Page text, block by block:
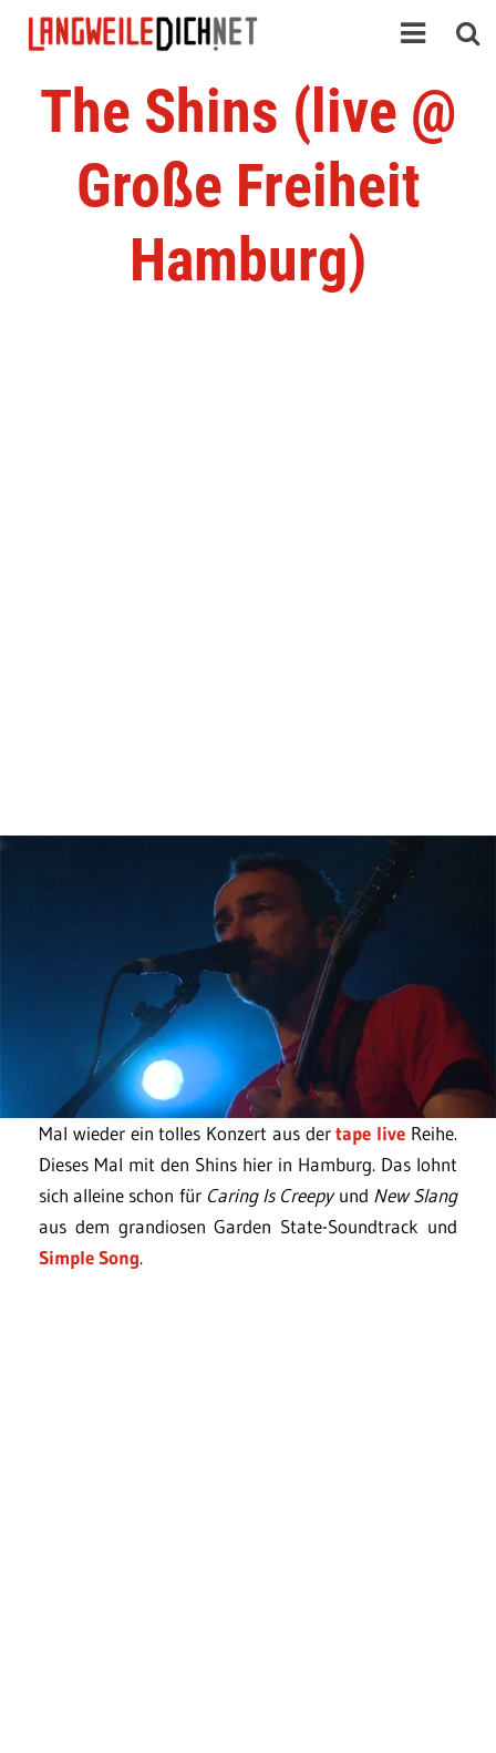
The Shins (live @
Große Freiheit
Hamburg)
Mal wieder ein tolles Konzert aus dertape live Reihe.
Dieses Mal mit den Shins hier in Hamburg. Das lohnt
sich alleine schon für Caring Is Creepyund New Slang
aus dem grandiosen Garden State-Soundtrack und
Simple Song.